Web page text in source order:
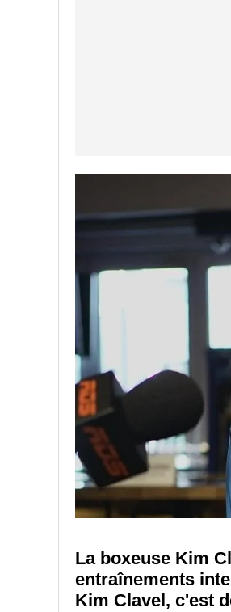
La boxeuse Kim
entraînements
Kim Clavel, c'est